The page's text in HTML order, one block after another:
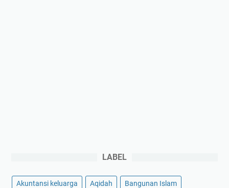
LABEL
Akuntansi keluarga Aqidah Bangunan Islam